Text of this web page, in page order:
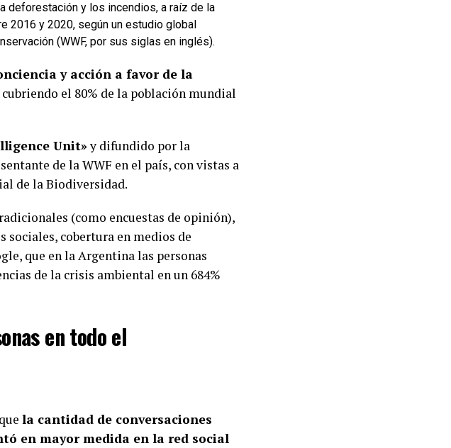
deforestación y los incendios, a raíz de la
2016 y 2020, según un estudio global
(WWF, por sus siglas en inglés).
y acción a favor de la
cubriendo el 80% de la población mundial
Unit»y difundido por la
de la WWF en el país, con vistas a
de la Biodiversidad.
(como encuestas de opinión),
cobertura en medios de
que en la Argentina las personas
de la crisis ambiental en un 684%
en todo el
la cantidad de conversaciones
en mayor medida en la red social